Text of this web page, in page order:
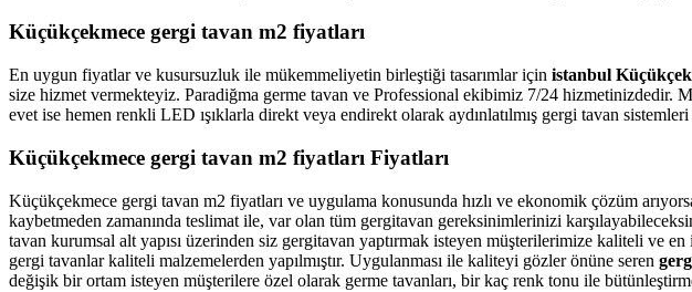
Küçükçekmece gergi tavan m2 fiyatları
En uygun fiyatlar ve kusursuzluk ile mükemmeliyetin birleştiği tasarımlar için istanbul
size hizmet vermekteyiz. Paradiğma germe tavan ve Professional ekibimiz 7/24 hizmetinizdedir.
evet ise hemen renkli LED ışıklarla direkt veya endirekt olarak aydınlatılmış gergi tavan
Küçükçekmece gergi tavan m2 fiyatları Fiyatları
Küçükçekmece gergi tavan m2 fiyatları ve uygulama konusunda hızlı ve ekonomik çözüm
kaybetmeden zamanında teslimat ile, var olan tüm gergitavan gereksinimlerinizi
tavan kurumsal alt yapısı üzerinden siz gergitavan yaptırmak isteyen müşterilerimize kaliteli ve
gergi tavanlar kaliteli malzemelerden yapılmıştır. Uygulanması ile kaliteyi gözler önüne seren
değişik bir ortam isteyen müşterilere özel olarak germe tavanları, bir kaç renk tonu ile